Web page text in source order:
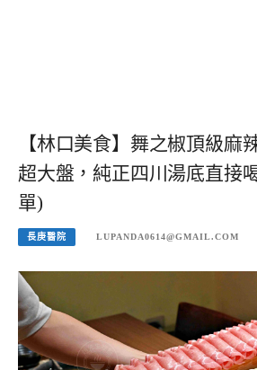
【林口美食】舞之椒頂級麻
超大盤，純正四川湯底直接
單)
長庚醫院 LUPANDA0614@GMAIL.COM